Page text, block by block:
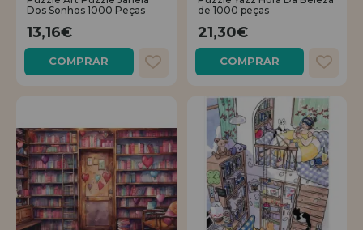
REGISTRO DE REVENDEDOR
Dos Sonhos 1000 Peças
13,16€
COMPRAR
de 1000 peças
21,30€
COMPRAR